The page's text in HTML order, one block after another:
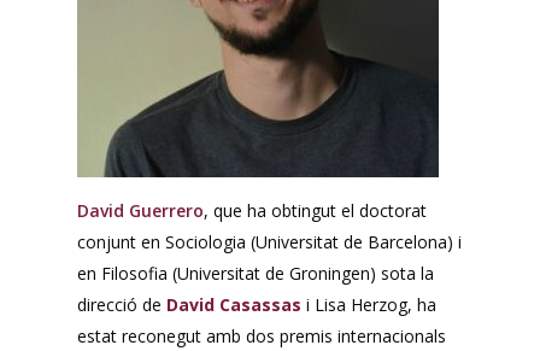
David Guerrero, que ha obtingut el doctorat
conjunt en Sociologia (Universitat de Barcelona) i
en Filosofia (Universitat de Groningen) sota la
direcció de David Casassas i Lisa Herzog, ha
estat reconegut amb dos premis internacionals